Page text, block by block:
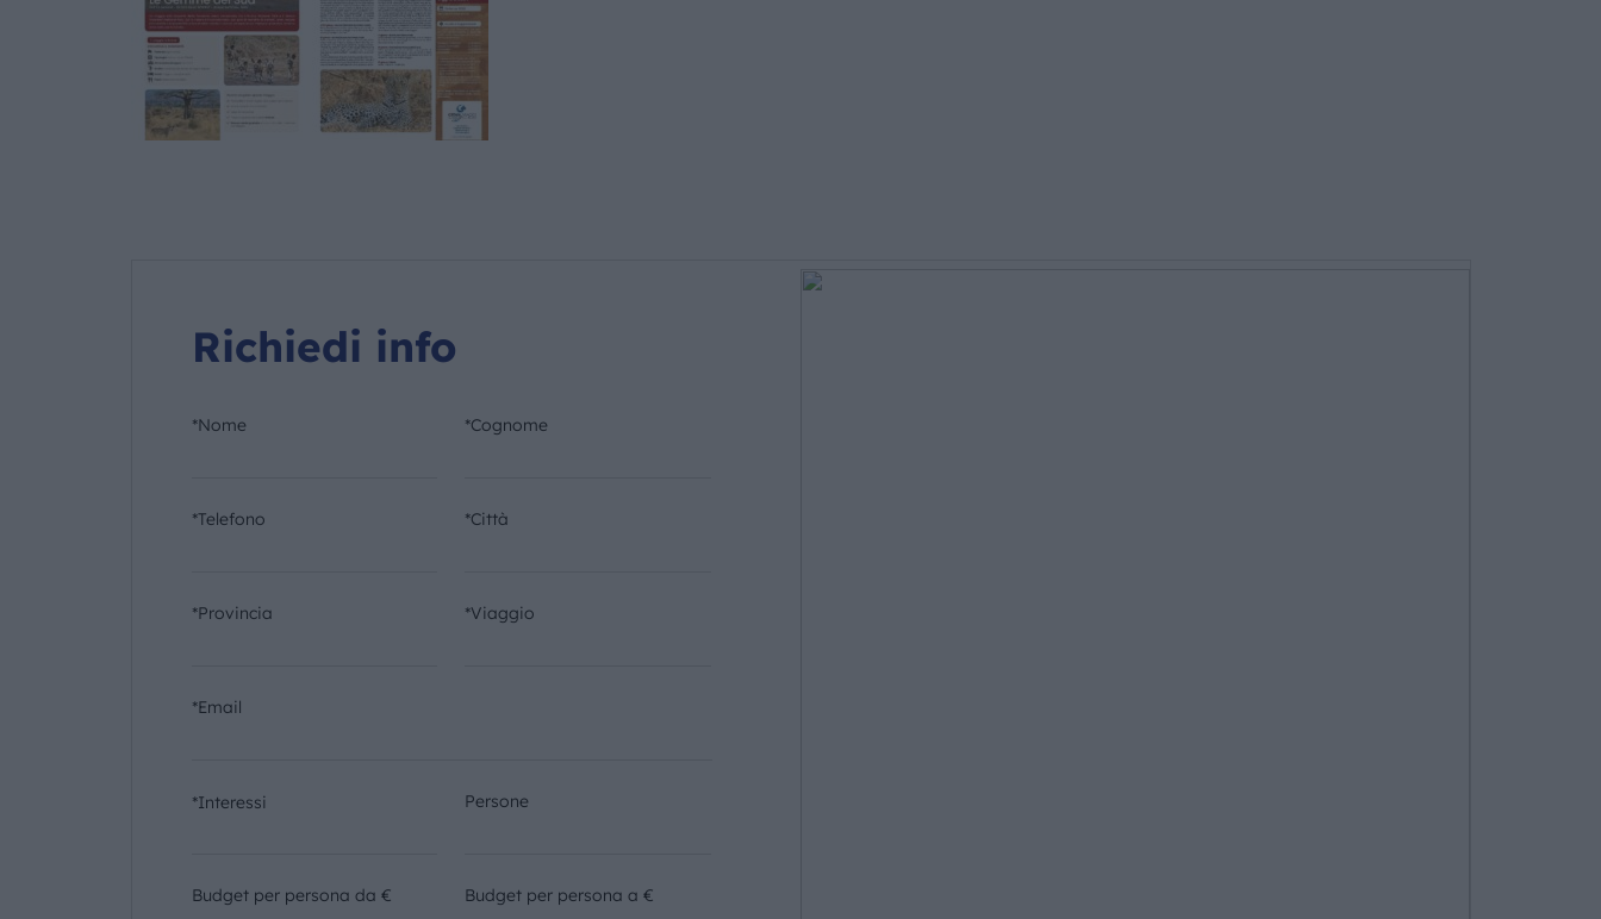
Richiedi info
*Nome *Cognome
*Telefono *Città
*Provincia *Viaggio
*Email
*Interessi Persone
Budget per persona da € Budget per persona a €